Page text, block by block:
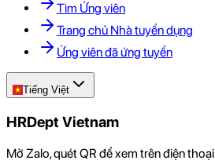
Tìm Ứng viên
Trang chủ Nhà tuyển dụng
Ứng viên đã ứng tuyển
Tiếng Việt
HRDept Vietnam
Mở Zalo, quét QR để xem trên điện thoại